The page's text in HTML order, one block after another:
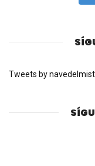
Tweets by